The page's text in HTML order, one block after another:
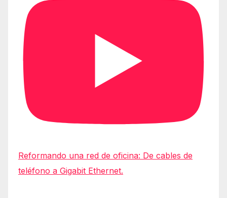
Reformando una red de oficina: De cables de
teléfono a Gigabit Ethernet.